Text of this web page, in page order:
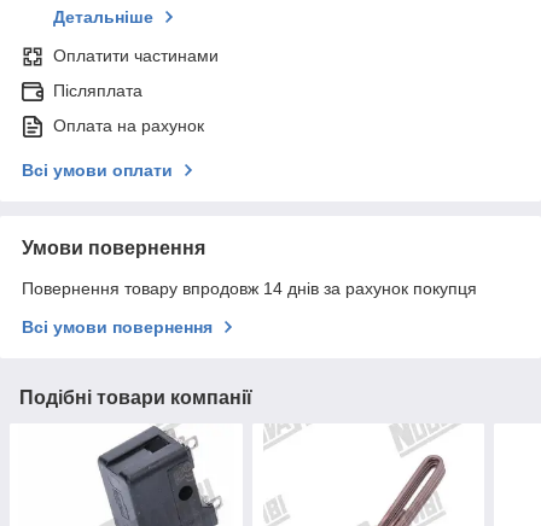
Детальніше
Оплатити частинами
Післяплата
Оплата на рахунок
Всі умови оплати
Умови повернення
Повернення товару впродовж 14 днів за рахунок покупця
Всі умови повернення
Подібні товари компанії